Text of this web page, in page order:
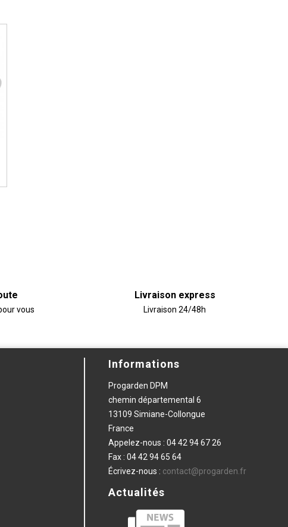
vous
Livraison express
Livraison 24/48h
Informations
Progarden DPM
chemin départemental 6
13109 Simiane-Collongue
France
Appelez-nous : 04 42 94 67 26
Fax : 04 42 94 65 64
Écrivez-nous : contact@progarden.fr
Actualités